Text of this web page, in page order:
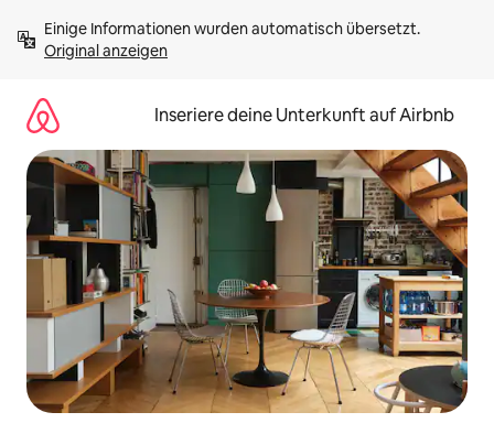
Inhalten
springenOriginal anzeigen
Inseriere deine Unterkunft auf Airbnb